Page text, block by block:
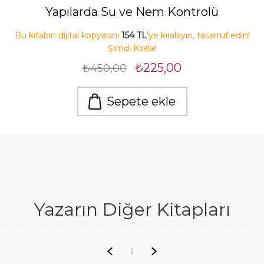
Yapılarda Su ve Nem Kontrolü
Bu kitabın dijital kopyasını 154 TL'ye kiralayın, tasarruf edin!
Şimdi Kirala!
₺450,00 ₺225,00
Sepete ekle
Yazarın Diğer Kitapları